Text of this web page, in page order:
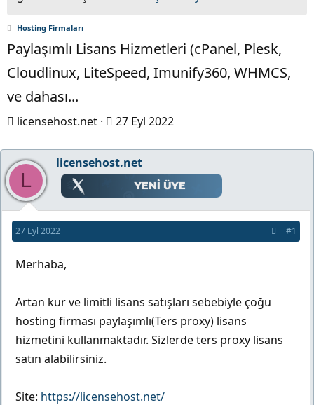
Hosting Firmaları
Paylaşımlı Lisans Hizmetleri (cPanel, Plesk,
Cloudlinux, LiteSpeed, Imunify360, WHMCS,
ve dahası...
K
n
b
u
y
u
a
l
a
t
a
licensehost.net
B
ş
l
a
n
a
r
i
27 Eyl 2022
L
licensehost.net
27 Eyl 2022 #1
Merhaba,
Artan kur ve limitli lisans satışları sebebiyle çoğu
hosting firması paylaşımlı(Ters proxy) lisans
hizmetini kullanmaktadır. Sizlerde ters proxy lisans
satın alabilirsiniz.
Site: https://licensehost.net/